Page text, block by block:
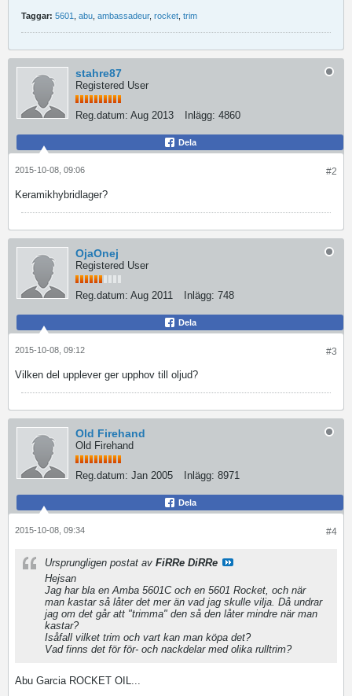
Taggar: 5601 abu ambassadeur, rocket trim
stahre87
Registered User
Reg.datum: Aug 2013 Inlägg: 4860
Dela
#2
2015-10-08, 09:06
Keramikhybridlager?
OjaOnej
Registered User
Reg.datum: Aug 2011 Inlägg: 748
Dela
#3
2015-10-08, 09:12
Vilken del upplever ger upphov till oljud?
Old Firehand
Old Firehand
Reg.datum: Jan 2005 Inlägg: 8971
Dela
#4
2015-10-08, 09:34
Ursprungligen postat av FiRRe DiRRe
Hejsan
Jag har bla en Amba 5601C och en 5601 Rocket, och när
man kastar så låter det mer än vad jag skulle vilja. Då undrar
jag om det går att "trimma" den så den låter mindre när man
kastar?
Isåfall vilket trim och vart kan man köpa det?
Vad finns det för för- och nackdelar med olika rulltrim?
Abu Garcia ROCKET OIL...